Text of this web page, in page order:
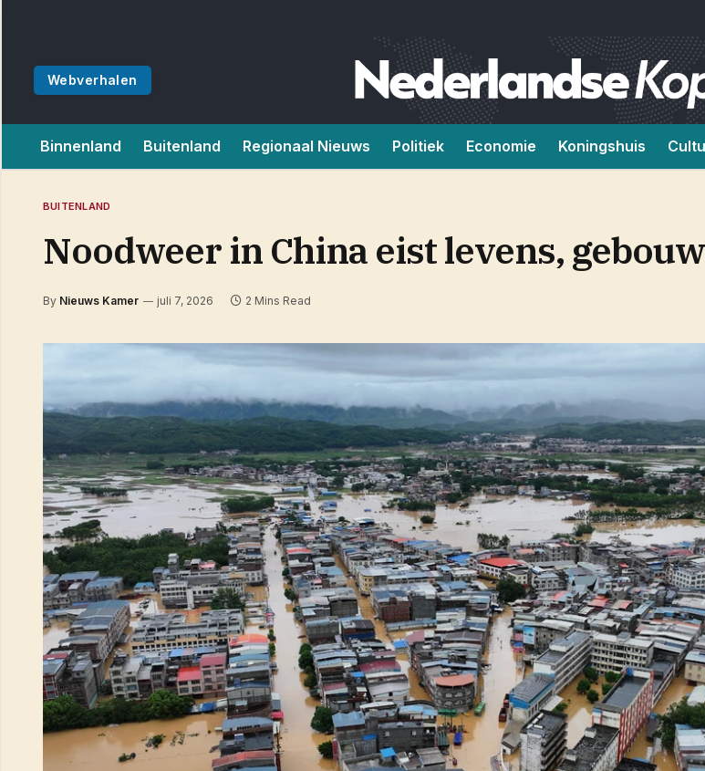
Webverhalen
Binnenland Buitenland Regionaal Nieuws Politiek Economie Koningshuis
BUITENLAND
Noodweer in China eist levens,
By Nieuws Kamer juli 7, 2026 2 Mins Read